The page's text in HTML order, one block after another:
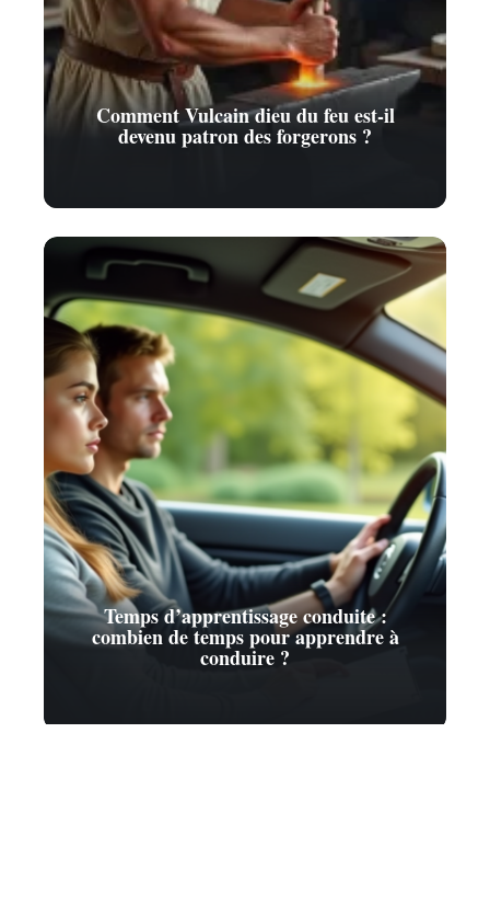
Comment Vulcain dieu du feu est-il
devenu patron des forgerons ?
Temps d’apprentissage conduite :
combien de temps pour apprendre à
conduire ?